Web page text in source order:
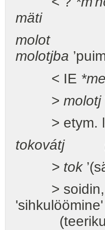
mäti
molot
molotjba
< IE
> molotj
> etym.
tokovátj
> tok
> soidin,
'sihkulöömine'